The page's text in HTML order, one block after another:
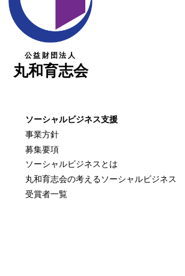
公益財団法人
丸和育志会
ソーシャルビジネス支援
事業方針
募集要項
ソーシャルビジネスとは
丸和育志会の考えるソーシャルビジネス
受賞者一覧